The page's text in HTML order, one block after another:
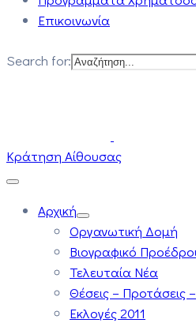
Επικοινωνία
Search for:
Κράτηση Αίθουσας
Αρχική
Οργανωτική Δομή
Βιογραφικό
Τελευταία Νέα
Θέσεις – Προτάσεις
Εκλογές 2011